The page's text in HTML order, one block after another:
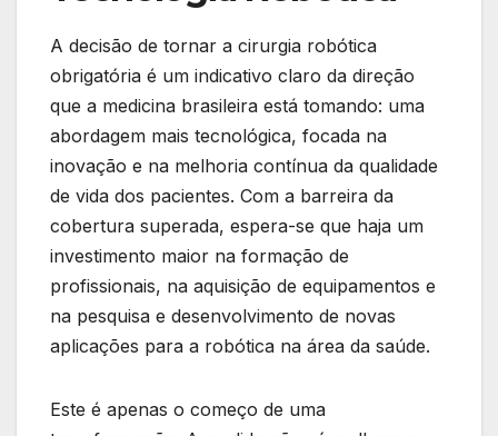
A decisão de tornar a cirurgia robótica
obrigatória é um indicativo claro da direção
que a medicina brasileira está tomando: uma
abordagem mais tecnológica, focada na
inovação e na melhoria contínua da qualidade
de vida dos pacientes. Com a barreira da
cobertura superada, espera-se que haja um
investimento maior na formação de
profissionais, na aquisição de equipamentos e
na pesquisa e desenvolvimento de novas
aplicações para a robótica na área da saúde.
Este é apenas o começo de uma